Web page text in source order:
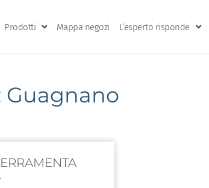
Prodotti Mappa negozi L’esperto risponde
Guagnano